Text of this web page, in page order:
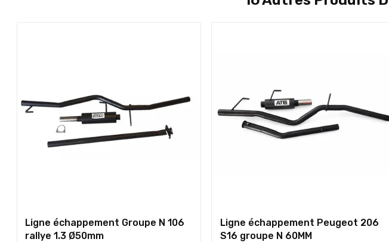
Ligne échappement Groupe N 106
rallye 1.3 Ø50mm
Ligne échappement Peugeot 206
S16 groupe N 60MM